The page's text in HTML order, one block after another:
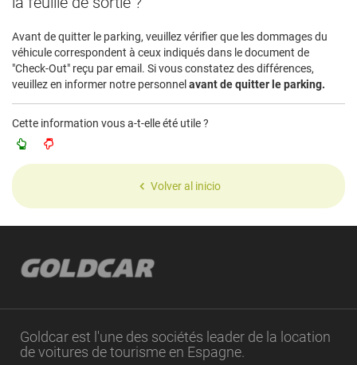
Avant de quitter le parking, veuillez vérifier que les dommages du
véhicule correspondent à ceux indiqués dans le document de
"Check-Out" reçu par email. Si vous constatez des différences,
veuillez en informer notre personnel avant de quitter le parking.
Cette information vous a-t-elle été utile ?
Volver al inicio
Goldcar est l'une des sociétés leader de la location
de voitures de tourisme en Espagne.